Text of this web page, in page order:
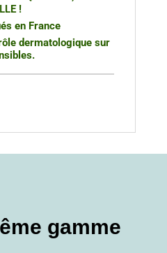
!
en France
dermatologique sur
gamme